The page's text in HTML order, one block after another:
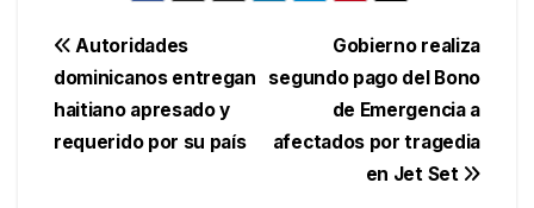
Navegación
de
entradas
Gobierno realiza
segundo pago del Bono
de Emergencia a
afectados por tragedia
en Jet Set
Autoridades
dominicanos entregan
haitiano apresado y
requerido por su país